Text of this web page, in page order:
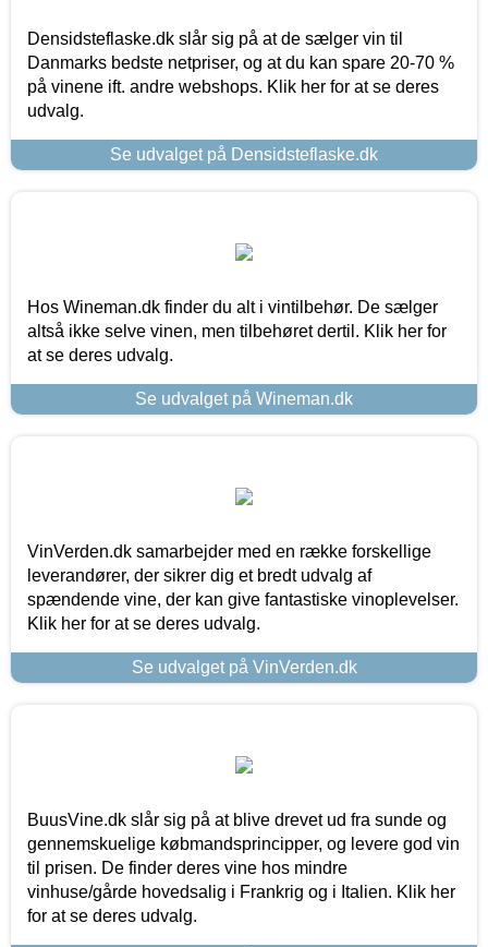
Densidsteflaske.dk slår sig på at de sælger vin til
Danmarks bedste netpriser, og at du kan spare 20-70 %
på vinene ift. andre webshops. Klik her for at se deres
udvalg.
Se udvalget på Densidsteflaske.dk
Hos Wineman.dk finder du alt i vintilbehør. De sælger
altså ikke selve vinen, men tilbehøret dertil. Klik her for
at se deres udvalg.
Se udvalget på Wineman.dk
VinVerden.dk samarbejder med en række forskellige
leverandører, der sikrer dig et bredt udvalg af
spændende vine, der kan give fantastiske vinoplevelser.
Klik her for at se deres udvalg.
Se udvalget på VinVerden.dk
BuusVine.dk slår sig på at blive drevet ud fra sunde og
gennemskuelige købmandsprincipper, og levere god vin
til prisen. De finder deres vine hos mindre
vinhuse/gårde hovedsalig i Frankrig og i Italien. Klik her
for at se deres udvalg.